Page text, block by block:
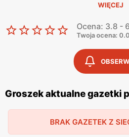
spożywczych, w tym świeże
nabiał, mięso oraz artykuły
cenią sobie bogaty wybór oraz
umożliwiają oszczędności na
kluczowych elementów strategii
są regularnie wydawanegazetki
prezentują najnowsze
promocje ,
sezonowe wyprzedaże, dzięki
cenowych. Publikacje te są
WIĘCEJ
Ocena: 3.8 -
Twoja ocena: 0.0
Groszek aktualne gazetki
BRAK GAZETEK Z